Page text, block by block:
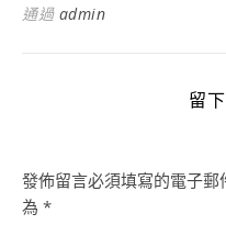
通過 admin
留
發佈留言必須填寫的電子郵
為 *